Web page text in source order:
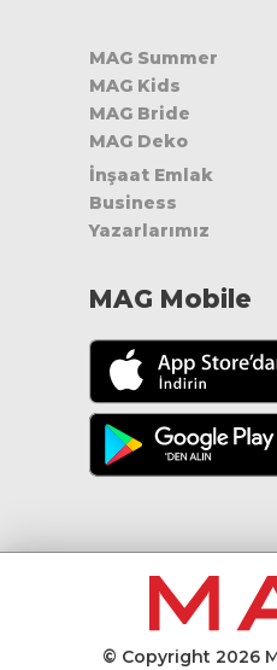
MAG Summer
MAG Kids
MAG Bride
MAG Deko
İnşaat Emlak
Business
Yazarlarımız
MAG Mobile
© Copyright 2026